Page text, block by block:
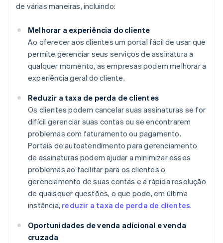
de várias maneiras, incluindo:
Melhorar a experiência do cliente
Ao oferecer aos clientes um portal fácil de usar que
permite gerenciar seus serviços de assinatura a
qualquer momento, as empresas podem melhorar a
experiência geral do cliente.
Reduzir a taxa de perda de clientes
Os clientes podem cancelar suas assinaturas se for
difícil gerenciar suas contas ou se encontrarem
problemas com faturamento ou pagamento.
Portais de autoatendimento para gerenciamento
de assinaturas podem ajudar a minimizar esses
problemas ao facilitar para os clientes o
gerenciamento de suas contas e a rápida resolução
de quaisquer questões, o que pode, em última
instância, reduzir a taxa de perda de clientes.
Oportunidades de venda adicional e venda
cruzada